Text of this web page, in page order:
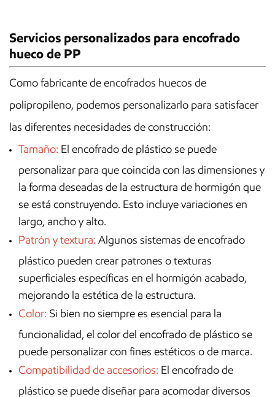
Servicios personalizados para encofrado
hueco de PP
Como fabricante de encofrados huecos de
polipropileno, podemos personalizarlo para satisfacer
las diferentes necesidades de construcción:
Tamaño: El encofrado de plástico se puede
personalizar para que coincida con las dimensiones y
la forma deseadas de la estructura de hormigón que
se está construyendo. Esto incluye variaciones en
largo, ancho y alto.
Patrón y textura: Algunos sistemas de encofrado
plástico pueden crear patrones o texturas
superficiales específicas en el hormigón acabado,
mejorando la estética de la estructura.
Color: Si bien no siempre es esencial para la
funcionalidad, el color del encofrado de plástico se
puede personalizar con fines estéticos o de marca.
Compatibilidad de accesorios: El encofrado de
plástico se puede diseñar para acomodar diversos